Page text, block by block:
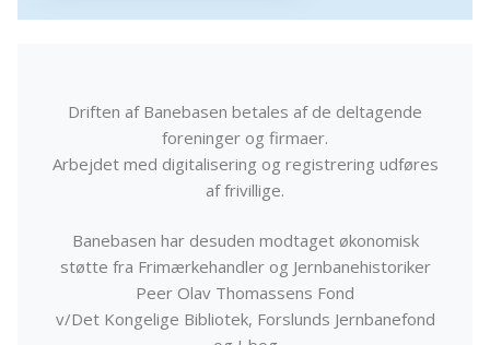
Driften af Banebasen betales af de deltagende
foreninger og firmaer.
Arbejdet med digitalisering og registrering udføres
af frivillige.
Banebasen har desuden modtaget økonomisk
støtte fra Frimærkehandler og Jernbanehistoriker
Peer Olav Thomassens Fond
v/Det Kongelige Bibliotek, Forslunds Jernbanefond